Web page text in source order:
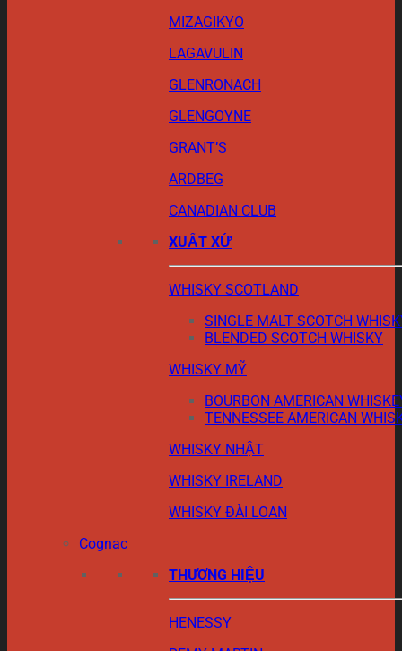
MIZAGIKYO
LAGAVULIN
GLENRONACH
GLENGOYNE
GRANT’S
ARDBEG
CANADIAN CLUB
XUẤT XỨ
WHISKY SCOTLAND
SINGLE MALT SCOTCH
BLENDED SCOTCH WHISKY
WHISKY MỸ
BOURBON AMERICAN
TENNESSEE AMERICAN
WHISKY NHẬT
WHISKY IRELAND
WHISKY ĐÀI LOAN
Cognac
THƯƠNG HIỆU
HENESSY